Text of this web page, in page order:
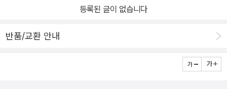
등록된 글이 없습니다
반품/교환 안내